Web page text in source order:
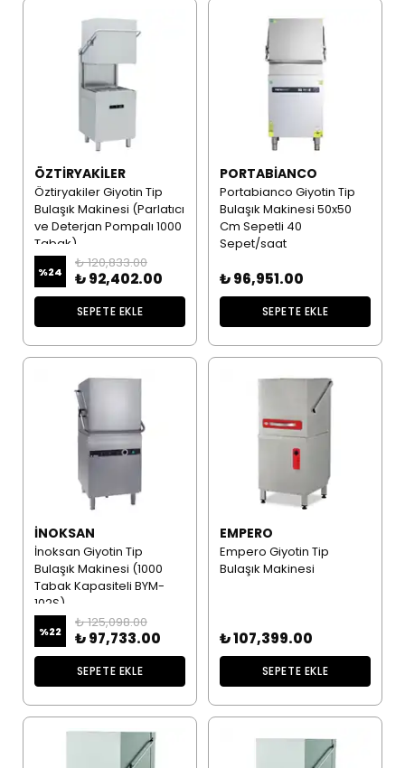
ÖZTIRYAKILER
Öztiryakiler Giyotin Tip
Bulaşık Makinesi (Parlatıcı
ve Deterjan Pompalı 1000
Tabak)
%24
₺ 120,833.00
₺ 92,402.00
SEPETE EKLE
PORTABIANCO
Portabianco Giyotin Tip
Bulaşık Makinesi 50x50
Cm Sepetli 40
Sepet/saat
₺ 96,951.00
SEPETE EKLE
İNOKSAN
İnoksan Giyotin Tip
Bulaşık Makinesi (1000
Tabak Kapasiteli BYM-
102S)
%22
₺ 125,098.00
₺ 97,733.00
SEPETE EKLE
EMPERO
Empero Giyotin Tip
Bulaşık Makinesi
₺ 107,399.00
SEPETE EKLE